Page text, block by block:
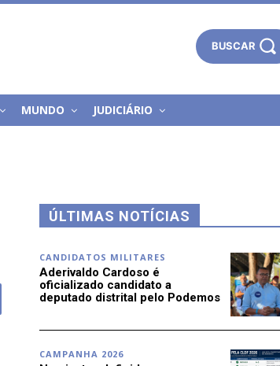
BUSCAR
MUNDO JUDICIÁRIO
ÚLTIMAS NOTÍCIAS
CANDIDATOS MILITARES
Aderivaldo Cardoso é
oficializado candidato a
deputado distrital pelo Podemos
CAMPANHA 2026